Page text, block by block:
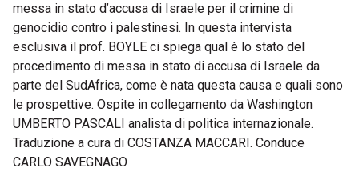
messa in stato d’accusa di Israele per il crimine di
genocidio contro i palestinesi. In questa intervista
esclusiva il prof. BOYLE ci spiega qual è lo stato del
procedimento di messa in stato di accusa di Israele da
parte del SudAfrica, come è nata questa causa e quali sono
le prospettive. Ospite in collegamento da Washington
UMBERTO PASCALI analista di politica internazionale.
Traduzione a cura di COSTANZA MACCARI. Conduce
CARLO SAVEGNAGO